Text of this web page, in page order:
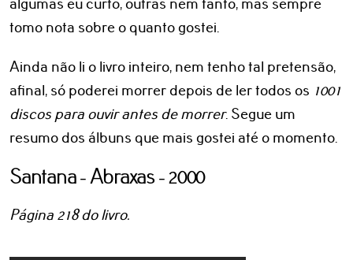
tomo nota sobre o quanto gostei.
Ainda não li o livro inteiro, nem tenho tal pretensão,
afinal, só poderei morrer depois de ler todos os 1001
discos para ouvir antes de morrer. Segue um
resumo dos álbuns que mais gostei até o momento.
Santana - Abraxas - 2000
Página 218 do livro.